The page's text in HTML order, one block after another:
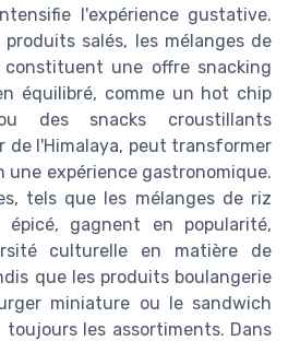
l'expérience gustative.
salés, les mélanges de
une offre snacking
équilibré, comme un hot chip
des snacks croustillants
de l'Himalaya, peut transformer
une expérience gastronomique.
tels que les mélanges de riz
gagnent en popularité,
culturelle en matière de
que les produits boulangerie
miniature ou le sandwich
les assortiments. Dans